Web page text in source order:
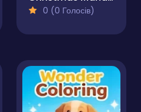
0 (0 Голосів)